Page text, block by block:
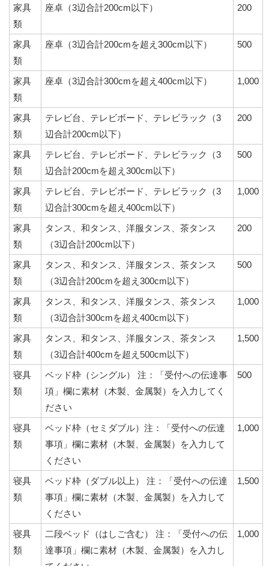
家具
類
座卓（3辺合計200cm以下） 200
家具
類
座卓（3辺合計200cmを超え300cm以下） 500
家具
類
座卓（3辺合計300cmを超え400cm以下） 1,000
家具
類
テレビ台、テレビボード、テレビラック（3
辺合計200cm以下）
200
家具
類
テレビ台、テレビボード、テレビラック（3
辺合計200cmを超え300cm以下）
500
家具
類
テレビ台、テレビボード、テレビラック（3
辺合計300cmを超え400cm以下）
1,000
家具
類
タンス、和タンス、洋服タンス、茶タンス
（3辺合計200cm以下）
200
家具
類
タンス、和タンス、洋服タンス、茶タンス
（3辺合計200cmを超え300cm以下）
500
家具
類
タンス、和タンス、洋服タンス、茶タンス
（3辺合計300cmを超え400cm以下）
1,000
家具
類
タンス、和タンス、洋服タンス、茶タンス
（3辺合計400cmを超え500cm以下）
1,500
寝具
類
ベッド枠（シングル） 注：「受付への伝達事
項」欄に素材（木製、金属製）を入力してく
ださい
500
寝具
類
ベッド枠（セミダブル）注：「受付への伝達
事項」欄に素材（木製、金属製）を入力して
ください
1,000
寝具
類
ベッド枠（ダブル以上） 注：「受付への伝達
事項」欄に素材（木製、金属製）を入力して
ください
1,500
寝具
類
二段ベッド（はしご含む） 注：「受付への伝
達事項」欄に素材（木製、金属製）を入力し
1,000